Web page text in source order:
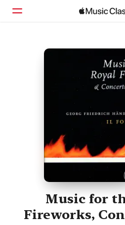
Home
Music for
Fireworks,